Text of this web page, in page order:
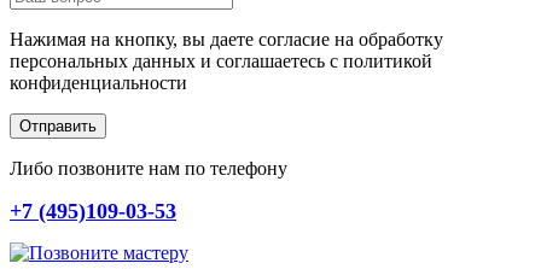
Нажимая на кнопку, вы даете согласие на обработку
персональных данных и соглашаетесь c политикой
конфиденциальности
Отправить
Либо позвоните нам по телефону
+7 (495)109-03-53